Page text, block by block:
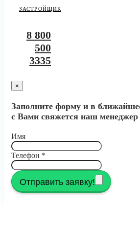
ЗАСТРОЙЩИК
8 800
500
3335
×
Заполните форму и в
с Вами свяжется наш менеджер
Имя
Телефон *
Отправить заявку!